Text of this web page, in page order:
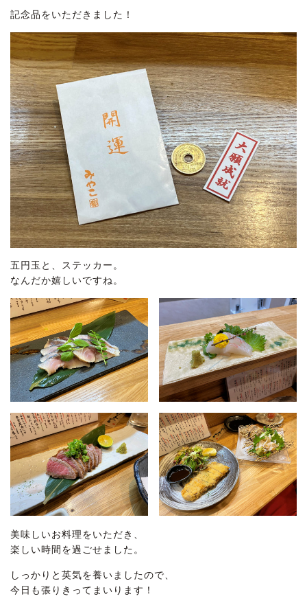
記念品をいただきました！
五円玉と、ステッカー。
なんだか嬉しいですね。
美味しいお料理をいただき、
楽しい時間を過ごせました。
しっかりと英気を養いましたので、
今日も張りきってまいります！